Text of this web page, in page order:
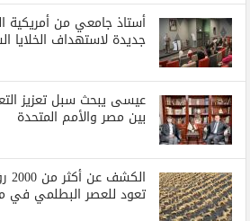
أستاذ جامعي من أمريكية
جديدة لاستهداف الخلايا
عيسى يبحث سبل تعزيز
بين مصر والأمم المتحدة
تعود للعصر البطلمي في